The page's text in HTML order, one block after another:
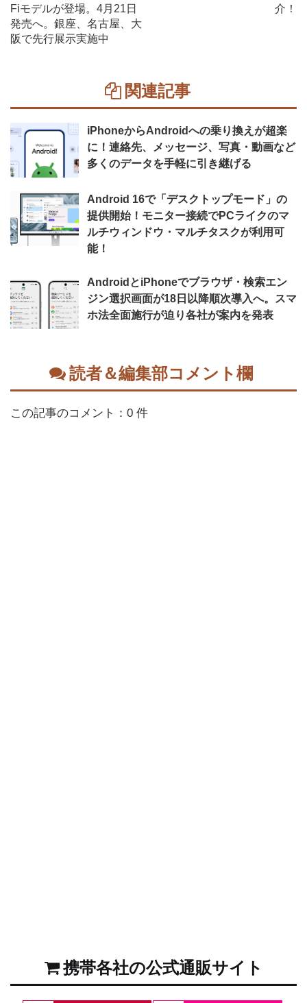
Fiモデルが登場。4月21日
発売へ。銀座、名古屋、大
阪で先行展示実施中
介！
関連記事
iPhoneからAndroidへの乗り換えが超楽
に！連絡先、メッセージ、写真・動画など
多くのデータを手軽に引き継げる
Android 16で「デスクトップモード」の
提供開始！モニター接続でPCライクのマ
ルチウィンドウ・マルチタスクが利用可
能！
AndroidとiPhoneでブラウザ・検索エン
ジン選択画面が18日以降順次導入へ。スマ
ホ法全面施行が迫り各社が案内を発表
読者＆編集部コメント欄
この記事のコメント：0 件
携帯各社の公式通販サイト